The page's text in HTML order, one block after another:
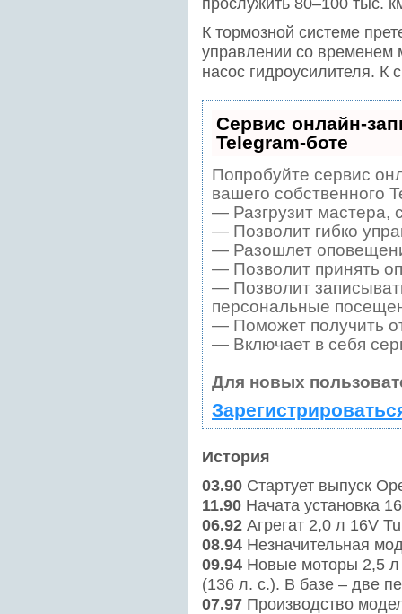
К тормозной системе
управлении со временем
насос гидроусилителя. К
Сервис онлайн-
Telegram-боте
Попробуйте сервис
вашего собственного
— Разгрузит мастера,
— Позволит гибко
— Разошлет
— Позволит принять
— Позволит
персональные
— Поможет получить
— Включает в себя
Для новых
История
03.90 Стартует выпуск
11.90 Начата установка
06.92 Агрегат 2,0 л 16V
08.94 Незначительная
09.94 Новые моторы 2,5 л
(136 л. с.). В базе – две
07.97 Производство